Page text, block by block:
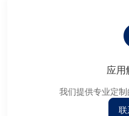
应用
我们提供专业定制